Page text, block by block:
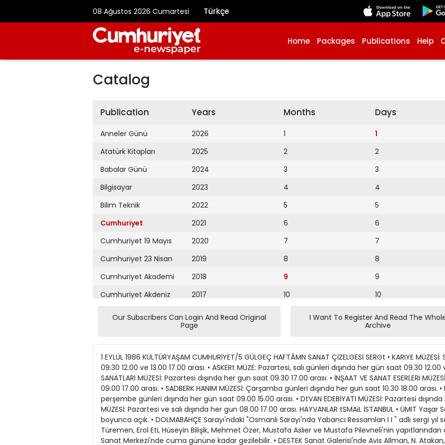
08 Ağustos 2026 Cumartesi Türkçe
Home Packages Publications Help
Catalog
Publication
Anneler Günü
Atatürk Kitapları
Babalar Günü
Bilgisayar
Bilim Teknik
Cumhuriyet
Cumhuriyet 19 Mayıs
Cumhuriyet 23 Nisan
Cumhuriyet Akademi
Cumhuriyet Akdeniz
Cumhuriyet Alışveriş
Cumhuriyet Ankara
Cumhuriyet Büyük
Taaruz
Cumhuriyet
Cumartesi
Cumhuriyet Çevre
Years
2026
2025
2024
2023
2022
2021
2020
2019
2018
2017
2016
2015
2013
2012
2011
2010
2009
Months
1
2
3
4
5
6
7
8
9
10
Days
1
2
3
4
5
6
7
8
9
10
11
12
14
15
16
17
18
Our Subscribers Can Login And Read Original
Page
I Want To Register And Read The
Archive
1 EYLÜL 1986 KÜLTÜRYAŞAM CUMHURİYET/5 GÜLGEÇ HAFTÂMN SANAT ÇİZELGESİ SERGt • KARIYE MÜZESİ: Salı gunleri dışında her gün saat 09.30 12.00 ve 13.00 17.00 arası. • ASKERt MÜZE: Pazartesi, salı günleri dışında her gün saat 09.30 12.00 ve 13.00 17.00 arası. • HAT VE SANATLARI MÜZESİ: Pazartesi dışında her gun saat 09.30 17.00 arası. • İNŞAAT VE SANAT ESERLERI MÜZESİ: Pazartesi dışında her gun saat 09.00 17.00 arası. • SADBERK HANIM MÜZESİ: Çarşamba günleri dışında her gun saat 10.30 18.00 arası. • KÜÇÜKSU KASRI: Pazartesi, perşembe günleri dışında her gün saat 09.00 15.00 arası. • DtVAN EDEBİYATI MÜZESİ: Pazartesi dışında her gun 09.30 17.00 arası. • HAVA MÜZESİ: Pazartesi ve salı dışında her gun 08.00 17.00 arası. HAYVANLAR tSMAiL İSTANBUL • ÜMIT Yaşar Sanat Galerisi'ndeki karma sergi yaz boyunca açık. • DOLMABAHÇE Sarayı'ndaki "Osmanlı Sarayı'nda Yabancı Ressamlan I I " adlı sergi yıl sonuna dek görulebilir. • BERNA Türemen, Erol Eti, Hüseyin Bilişik, Mehmet Özer, Mustafa Aslıer ve Mustafa Pilevneli'nin yapıtlanndan oluşan karma sergi SüslU Karakol Sanat Merkezi'nde cuma gününe kadar gezilebilir. • DESTEK Sanat Galerisi'nde Avis Allman, N. Atakan, Nermin Bezmen, Gül Derman, Veysel Erüstün, Gungör İblikçi, Mürşide İçmeli, Gulsün Karamuştafa, Hayati Misman. Kadri Özayten ve Gulseren Sudor'un özgun baskılanndan oluşan karma sergi çarşamba günü sona eriyor. • TÜRK resim ustalarınm son çalışmalarından oluşan sergi, 1 ekime kadar EDPA Sanat Galerisi'nde izlenebilir. • MİRAN Gabeyan'ın ağaç işleri ve resim sergisi, Büyükada Splendit Oteli Salonu'nda 6 eylüle kadar devam edecek. • CENT Alantar'ın "Topkapı Sanıyı ve tstanbul'un Tarihi Evleri" konulu suluboya resim sergisi Topkapı Sarayı Sergi Salonu'nda 15 eylüle kadar gezilebilir. • MEHMET Bener'in "Anadolu Uygaruklanndan Gunümüze" adlı fotoğraf sergisi, Gultekin Elibal Sanat Galerisi'nde 14 eylüle kadar görulebilir. • TÜRKİYE Jokey Kulübü Resim Yarışması Sergisi 21 eylüle kadar Veliefendi Hipodrumu'nda görulebilir. • AYDAN Çelen'in Atölye Çizgi'deki "ÇizgMekerenkbenek" adlı batik sergisi perşembe gunu sona erecek. • ÇERKEZ Karadag'ın Atölye Çizgi'de bugün bir fotoğraf sergisi açılıyor. Sergi 15 eylüle kadar sürüyor. • MİNE Arasan'ın "Öıgun Baskı tllüstrasyon Resim" ve Sevinç Karaca'nın resim sergileri bugun Erenköy Iş Sanat Galerisi'nde açılıyor. Sergi 19 eylüle kadar gezilebilir. • BlRLEŞMtŞ Ressamlar ve Heykeltıraşlar Derneği'nin karma resim sergisi yann Galatasaray Devlet Güzel Sanatlar Galerisi'nde açılıyor. Sergi 15 eylüle kadar surüyor. • DERMAN Över'in "Kapdar ve Evter" resim sergisi bugün Ziraat Bankası Kantarcı Şube Galerisi'nde açılıyor. Sergi 15 eylüle kadar gezilebilir. • ÖZEL Tasan Stilistlik ve Modelistlik Kursu ürünleri, 215 eylül tarihlen arasuıda Yapı ve Kredi Bankası Osmanbey Vitrini'nde sergilenecek. • EKİM Sanat Galerisi'ndeki karma sergi 10 eylüle dek açık kalacak. • VAKKO Sanat Galerisi'nde yann "desen, gravür özgttn baskı" karma sergisi açılıyor. Sergide Halil Paşa'nın gençlik yıllanna ait desenleri, Bedri Rahmi, Eren Eyuboglu ve Namık Ismail'in etütleri, Saim Ozeren'in desenleri, Abidin Dino'nun çalışmalannın yanı sıra Hoca Ali Rıza'nın taşbaskılan, Aliye Berger'in bakır ve çinko baskılan yer alıyor. Sergi 27 eylüle dek gezilebilir. • NtŞANTAŞI Tem Sanat Galerisi'ndeki Ali Çelebi, Cihat Burak, Komet, Ömer Uluç, Ömer Kaleşi, Şukriye EHkmen. Yaşar Yenkeli, Seyyit Bozdoğan, Bihrat Mavitan, Saim Özeren, Selim Turan, Saadettin Çulan'm yapıtlarından oluşan karma sergi 5 eylüle kadar sürüyor. PİKNİK PİYALE MADRA StNEMALAR H1ZLI GAZETECİ NECDET ŞEN tstanbul'da BÜYÜK ÇÎZGİ USTASI Deyoğlu ^ OKKO Sanaı Oalemi'ndeki haftanın DesenGravürÖzgünbaskı Sergisi'nde buyük çizgi ustası Abidin DiYO< C4KİI11M SE KACuR DA KOTU5UN O 8ı ÇOCUKTUR içıme bi kurt duştu. t> Acotxı . Ama yok canım Osman hep Döyledır zaben •Jerkese balcacak bîr laılp bulur Tırnak kaöarcık subyan nerrten ak<i eks'm boyte numaraton ?.. KÜÇUK BUOT Ç tHjrjuvotık do cdk a§tr bır hokorettlr) •• OKTAPA BlR SUÇ BU UKBTIM Ş KOSUi.iWaK. PİS BİR PİS herıf / Çocuk duşmant .. Şu yovruya sahıp çiKOcak t>fr hoik g yok mu filmleri no 'tuın çahsmalan da yer alıyor. Sergide aynca Halil Pasa 'mn desenleri, Nanuk Ismail'in biretüdü, Saim Özeren'in desenleri, Bedri SİNEMA SANATINDAN ÖRRahmi ve Eren Eyuboğlu'nun etiidleri, Hoca Ali Rıza'nın tasbasNEKLER Beyoğlu Emek Siktları, Aliye Berger'in bakır ve çinko baskılan da izjenebiliyor. neması'nda bu hafta "Sinema Sanatından Örnekler" toplu gösterisi var. Bugun Volker Schlön• IŞSanat Galerisi, koleksiyo nında her akşam saat 19.00'da dorffun "Teneke Trampet" adlı nundaki resimlen bugün sergile temsiller verecek. filmi gösterilecek. Başrollerde meye başlıyor. Sergi 15 eylüle ANKARA David Bennet ve Charles Aznadek gezilebilir. • HASAN Tuluk ve Gülten • NEJAT Uygur Tiyatrosu cuma vur oynuyoı. Yann Martin ScorKürklü'nün resim sergileriyle günu "Holding Emmi" adlı oyu sese'nin 1977'de gerçekleştirdiğı, "Anadolu Folklor Vakfı nu Sinema Batı'da sergilemeye başrollerini liza Minelli ile Robert de Niro'nun paylaştıklan Sergisi" 13 eylüle kadar Devlet başlayacak. Güzel Sanatlar Galerisi'nde go • KABARE Tiyatrosu "Ölelim "New Yoric, New York" var. Çarrülebilir. mi Gülelim mi" adlı muziklı gul şamba gunu gösterilecek film ise • ŞENOL Yorozlu, Burhan Uy düruyu Gençlik Parkı Açık Ha Ken Russel'a aıt. "Yalnız Kalpler." Filmde başrollen Richard gur, Ohat Burak. Erol Aky avaş, va Tiyatrosu'nda sahneliyor. Chamberiain ile Glenda Jackson Zuhtü Müridoglu, Avni Arbaş, oynuyor. Zoltan Fabri'nin Abidin Dino ve Alain Vallat'ın IrftZOER "Macarlar" adlı filmı perşembe yapıtlanndan oluşan sergi Galeri gunu gösterilecek. Filmde başroNev'de devam ediyor. lu Gabor Konez oynuyor. Mak• DOKU Sanat Galerisi'nde, sim Manzik ile Yuri Solorain'in Orhan Peker, Eşref Üren, Arif başrolleri paylaştığı Akira KuroKaptan. Cemal Toilu, Bedri sawa'nın unlü filmi "Dersi Rahmi, thsan Cemal KarabuUzala" cuma gunu izlenebilir. cak, Cemal Bingol. Fırat MenCumartesi gunu, Fellini'nin su, Lütfit Guna>, tbrahim Bala"AmarconTu gösterilecek. Filmban, Hüseyin Yiıce, Kayıhan de başrolleri Bnına Zenin ile Keskinok, Adnan Turani, Mus İSTANBUL Magali Noel paylaşıyor. Shohei tafa Ayaz ve Zafer Gençaydm'• TOPKAPI SARAYI MÜZE İmamura'nın yönettiği, S. Sakaın yapıtlan sergilenıyor. • JAPON Sanat Sergisi "Ide St: Salı günleri dışında her gün moto ile K. Ogata'nın başrolleri oynadığı "Narayama Türküsu" mitsu" 14 eylüle kadar Etnog saat 09.30 17.00 arası. • AYASOFYA MÜZESİ: Pa pazar günu izlenebilir. rafya Muzesi'nde görulebilir. • HABİB Aydogdu, MusUfa zartesi dışında her gun saat 09.30 INGİLİZ SİNEMASINDAN İKİ USTA Pazartesi, çarşamAyaz, Söbiıtay Özer, Naciye tz 17.00 arası. bu, Nihat Kahraman, Fahrettin • TÜRK İSLAM ESERLERİ ba, cuma ve pazar günleri geriBayka, Cemal Güvenç, Hüseyin MÜZESİ (tbrahim Paşa Sarayı): lim sinemasının ünlü adı Alfred Bilgin, Ramo ve Gulsen Erdo Pazartesi dışında her gun saat Hitchcock'un "Kuşlar" adlı filmi gösterilecek. Filmde Rod Ta>gan'ın yapıtlanndan oluşan sergi 10.00 17.00 arası. • HİSARLAR MÜZESİ: Pa lor, Tıppi Hedren, Jessica Tandy, Galeri Selvin'de devam ediyor. • EDİP Hakkı, Pertev Boyar, zartesi dışında her gün 10.00 Suzanne Pleshette ve Ethel Grif17.00 arası. fies rol alıyor. Ikınci usta ise JoArif Dino, Abidin Dino, Elif Naci, Tiraje, Ömer Uluç, Nuri • ARKEOLOJİ MÜZESİ: Ar seph Losey. Losey'in "Gizli Merasün" adhfilmisalı, perşembe, cumartesi günleri izlenebilir. 1969 yapımı filmde başlıca rolleri FJizabeth Taylor, Robert Mitchum, Mia Farrow, Pamela Brown